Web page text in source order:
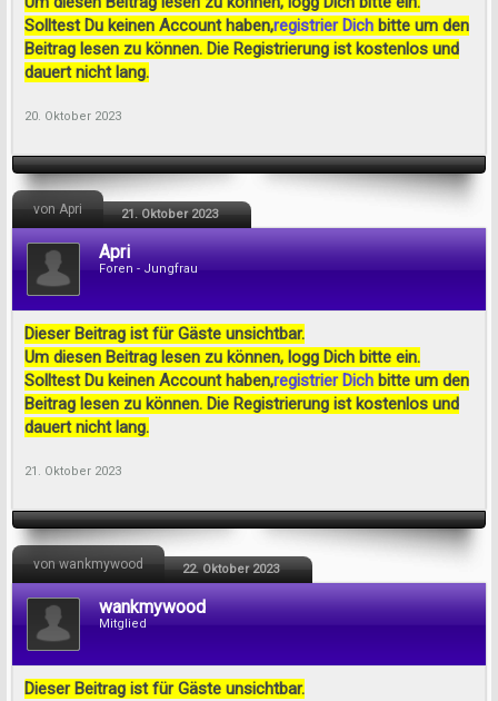
Solltest Du keinen Account haben,registrier Dich bitte um den
Beitrag lesen zu können. Die Registrierung ist kostenlos und
dauert nicht lang.
20. Oktober 2023
von Apri 21. Oktober 2023
Apri
Foren - Jungfrau
Dieser Beitrag ist für Gäste unsichtbar.
Um diesen Beitrag lesen zu können, logg Dich bitte ein.
Solltest Du keinen Account haben,registrier Dich bitte um den
Beitrag lesen zu können. Die Registrierung ist kostenlos und
dauert nicht lang.
21. Oktober 2023
von wankmywood 22. Oktober 2023
wankmywood
Mitglied
Dieser Beitrag ist für Gäste unsichtbar.